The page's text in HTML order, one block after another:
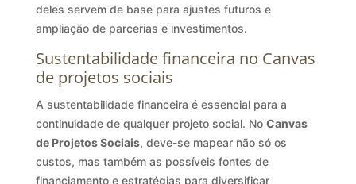
deles servem de base para ajustes futuros e
ampliação de parcerias e investimentos.
Sustentabilidade financeira no Canvas
de projetos sociais
A sustentabilidade financeira é essencial para a
continuidade de qualquer projeto social. No Canvas
de Projetos Sociais, deve-se mapear não só os
custos, mas também as possíveis fontes de
financiamento e estratégias para diversificar